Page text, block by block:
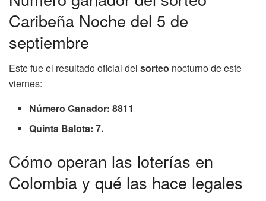
Caribeña Noche del 5 de
septiembre
Este fue el resultado oficial del sorteo nocturno de este
viernes:
Número Ganador: 8811
Quinta Balota: 7.
Cómo operan las loterías en
Colombia y qué las hace legales